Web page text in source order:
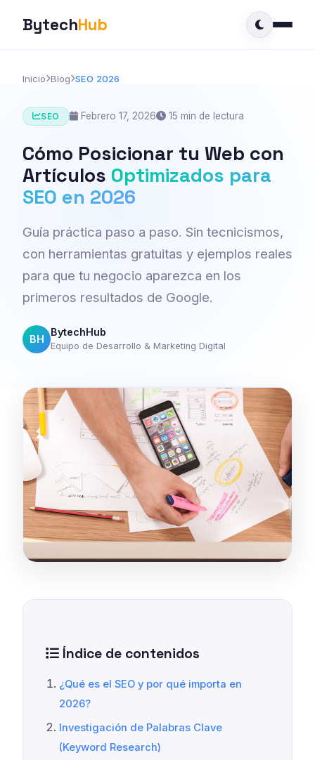
BytechHub
Inicio Blog SEO 2026
SEO Febrero 17, 2026 15 min de lectura
Cómo Posicionar tu Web con
Artículos Optimizados para
SEO en 2026
Guía práctica paso a paso. Sin tecnicismos,
con herramientas gratuitas y ejemplos reales
para que tu negocio aparezca en los
primeros resultados de Google.
BH
BytechHub
Equipo de Desarrollo & Marketing Digital
Índice de contenidos
¿Qué es el SEO y por qué importa en
2026?
Investigación de Palabras Clave
(Keyword Research)